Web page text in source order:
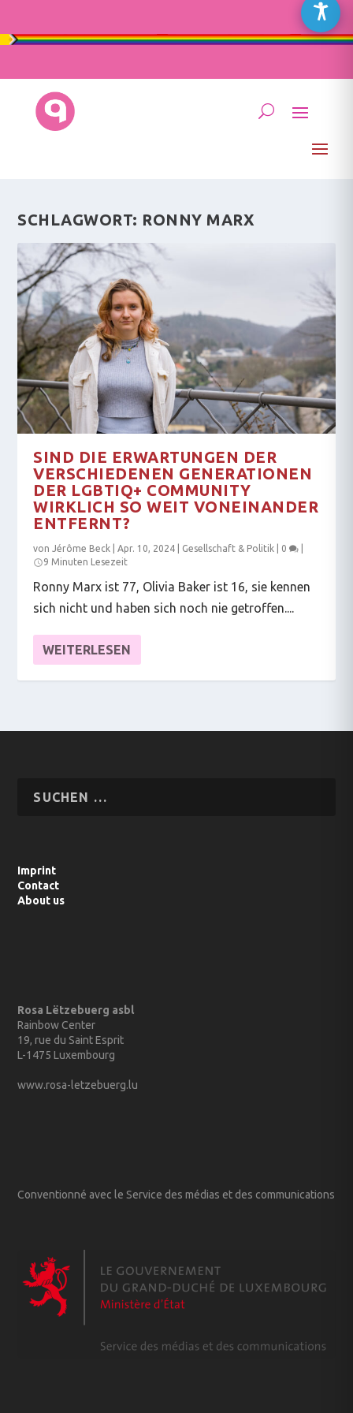
SCHLAGWORT: RONNY MARX
SIND DIE ERWARTUNGEN DER
VERSCHIEDENEN GENERATIONEN
DER LGBTIQ+ COMMUNITY
WIRKLICH SO WEIT VONEINANDER
ENTFERNT?
vonJérôme Beck |Apr. 10, 2024 Gesellschaft & Politik 0
9 Minuten Lesezeit
Ronny Marx ist 77, Olivia Baker ist 16, sie kennen
sich nicht und haben sich noch nie getroffen....
WEITERLESEN
Imprint
Contact
About us
Rosa Lëtzebuerg asbl
Rainbow Center
19, rue du Saint Esprit
L-1475 Luxembourg
www.rosa-letzebuerg.lu
Conventionné avec le Service des médias et des communications